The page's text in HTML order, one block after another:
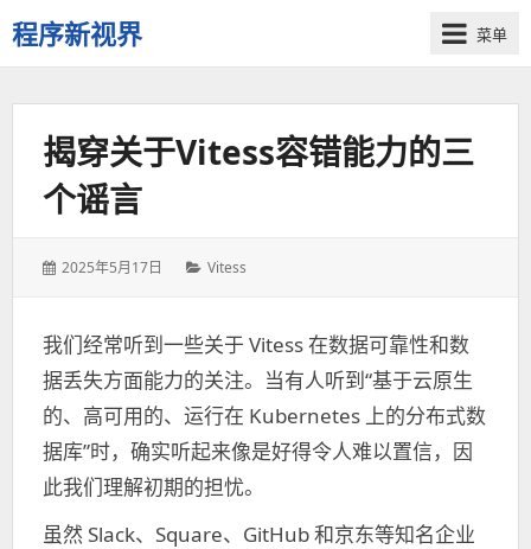
程序新视界
开
启
菜单
揭穿关于Vitess容错能力的三
个谣言
发
2025年5月17日
分
Vitess
我们经常听到一些关于 Vitess 在数据可靠性和数
据丢失方面能力的关注。当有人听到“基于云原生
的、高可用的、运行在 Kubernetes 上的分布式数
据库”时，确实听起来像是好得令人难以置信，因
此我们理解初期的担忧。
虽然 Slack、Square、GitHub 和京东等知名企业